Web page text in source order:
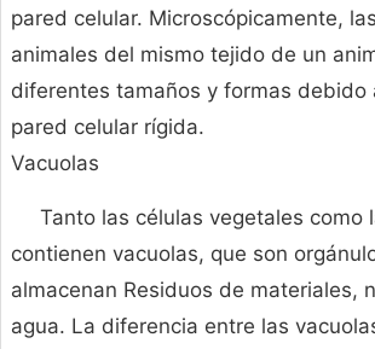
pared celular. Microscópicamente,
animales del mismo tejido de un
diferentes tamaños y formas debido
pared celular rígida.
Vacuolas
Tanto las células vegetales como
contienen vacuolas, que son
almacenan Residuos de materiales,
agua. La diferencia entre las